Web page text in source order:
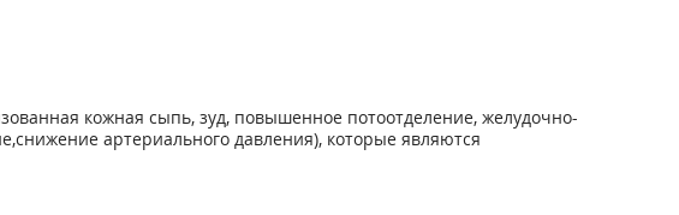
кожная сыпь, зуд, повышенное потоотделение, желудочно-
артериального давления), которые являются